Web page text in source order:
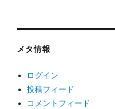
メタ情報
ログイン
投稿フィード
コメントフィード